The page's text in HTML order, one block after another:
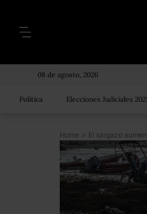
08 de agosto, 2026
Política Elecciones Judiciales
Home >